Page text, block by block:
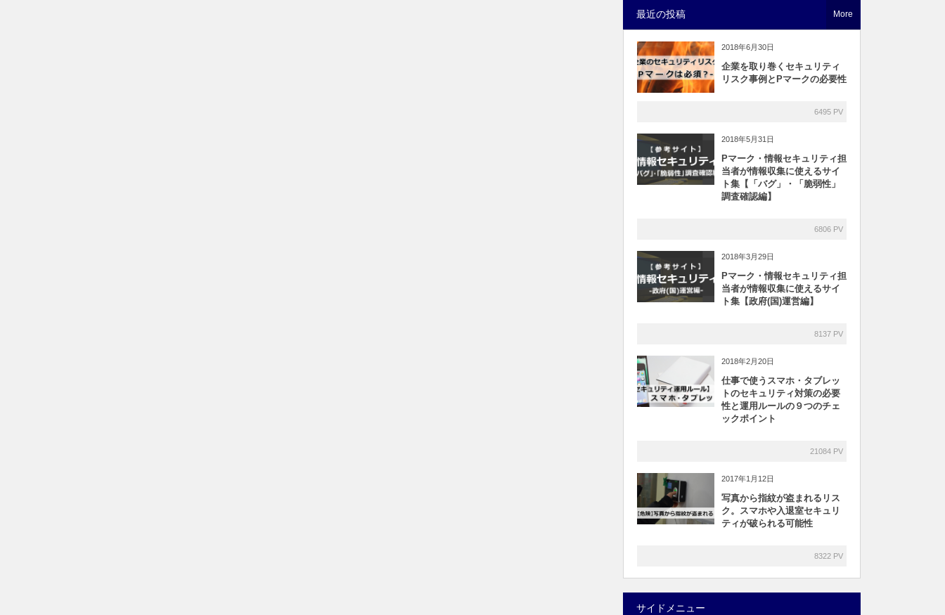
最近の投稿
2018年6月30日
企業を取り巻くセキュリティ
リスク事例とPマークの必要性
6495 PV
2018年5月31日
Pマーク・情報セキュリティ担
当者が情報収集に使えるサイ
ト集【「バグ」・「脆弱性」
調査確認編】
6806 PV
2018年3月29日
Pマーク・情報セキュリティ担
当者が情報収集に使えるサイ
ト集【政府(国)運営編】
8137 PV
2018年2月20日
仕事で使うスマホ・タブレッ
トのセキュリティ対策の必要
性と運用ルールの９つのチェ
ックポイント
21084 PV
2017年1月12日
写真から指紋が盗まれるリス
ク。スマホや入退室セキュリ
ティが破られる可能性
8322 PV
More
サイドメニュー